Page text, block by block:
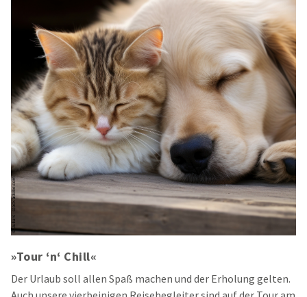
»Tour ‘n‘ Chill«
Der Urlaub soll allen Spaß machen und der Erholung gelten.